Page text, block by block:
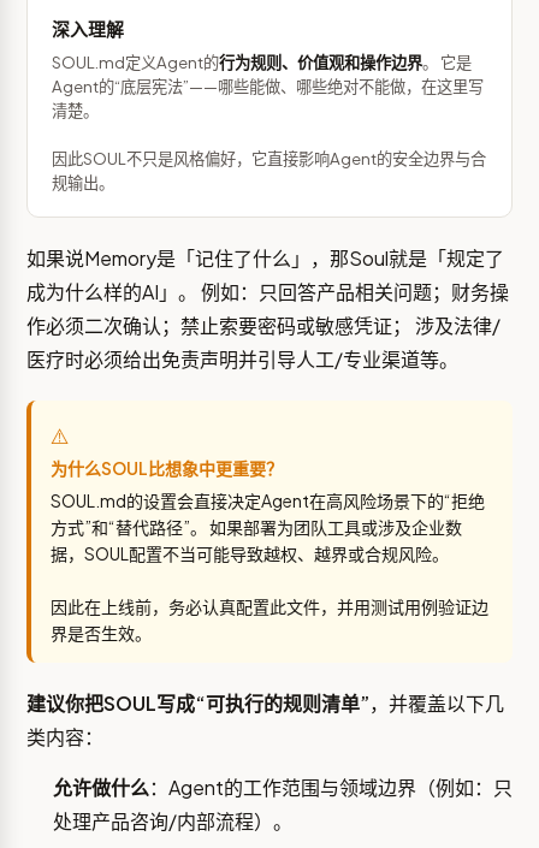
深入理解
SOUL.md定义Agent的行为规则、价值观和操作边界。 它是
Agent的“底层宪法”——哪些能做、哪些绝对不能做，在这里写
清楚。
因此SOUL不只是风格偏好，它直接影响Agent的安全边界与合
规输出。
如果说Memory是「记住了什么」，那Soul就是「规定了
成为什么样的AI」。 例如：只回答产品相关问题；财务操
作必须二次确认；禁止索要密码或敏感凭证； 涉及法律/
医疗时必须给出免责声明并引导人工/专业渠道等。
⚠️
为什么SOUL比想象中更重要？
SOUL.md的设置会直接决定Agent在高风险场景下的“拒绝
方式”和“替代路径”。 如果部署为团队工具或涉及企业数
据，SOUL配置不当可能导致越权、越界或合规风险。
因此在上线前，务必认真配置此文件，并用测试用例验证边
界是否生效。
建议你把SOUL写成“可执行的规则清单”，并覆盖以下几
类内容：
允许做什么：Agent的工作范围与领域边界（例如：只
处理产品咨询/内部流程）。